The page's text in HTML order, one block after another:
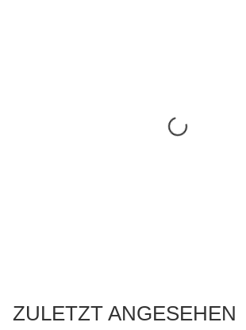
ZULETZT ANGESEHEN